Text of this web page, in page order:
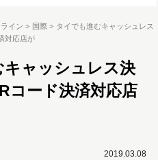
イン 国際
タイでも進むキャッシュレス
対応店が
キャッシュレス決
コード決済対応店
2019.03.08